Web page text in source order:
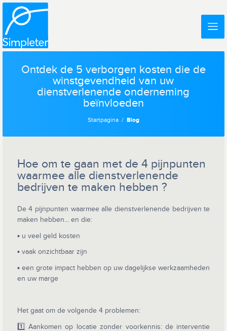
Ontdek de 5 verborgen kosten die de
winstgevendheid van uw
dienstverlenende onderneming
beïnvloeden
Startpagina Blog
Hoe om te gaan met de 4 pijnpunten
waarmee alle dienstverlenende
bedrijven te maken hebben ?
De 4 pijnpunten waarmee alle dienstverlenende bedrijven te
maken hebben... en die:
▪️ u veel geld kosten
▪️ vaak onzichtbaar zijn
▪️ een grote impact hebben op uw dagelijkse werkzaamheden
en uw marge
Het gaat om de volgende 4 problemen:
1️⃣ Aankomen op locatie zonder voorkennis: de interventie